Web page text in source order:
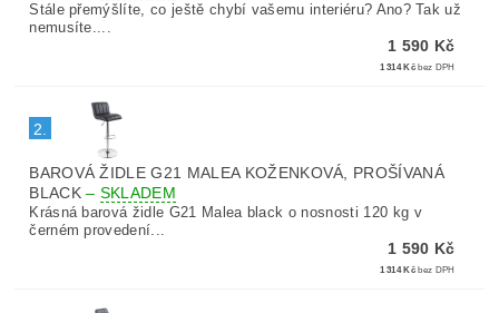
Stále přemýšlíte, co ještě chybí vašemu interiéru? Ano? Tak už
nemusíte....
1 590 Kč
1 314 Kč bez DPH
2.
BAROVÁ ŽIDLE G21 MALEA KOŽENKOVÁ, PROŠÍVANÁ
BLACK– SKLADEM
Krásná barová židle G21 Malea black o nosnosti 120 kg v
černém provedení...
1 590 Kč
1 314 Kč bez DPH